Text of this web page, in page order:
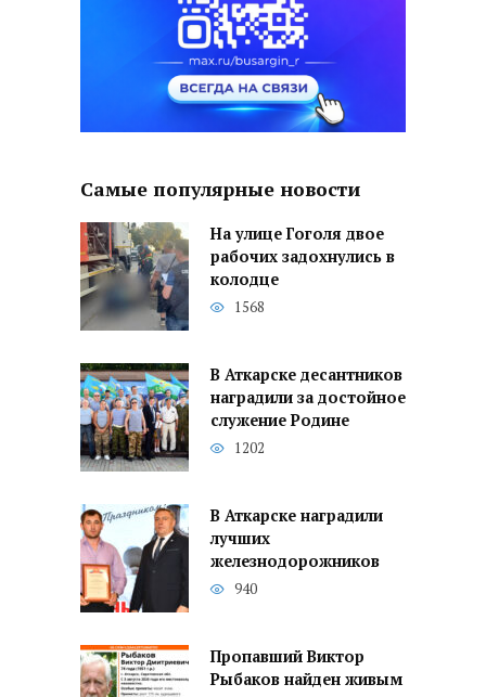
Самые популярные новости
На улице Гоголя двое
рабочих задохнулись в
колодце
1568
В Аткарске десантников
наградили за достойное
служение Родине
1202
В Аткарске наградили
лучших
железнодорожников
940
Пропавший Виктор
Рыбаков найден живым